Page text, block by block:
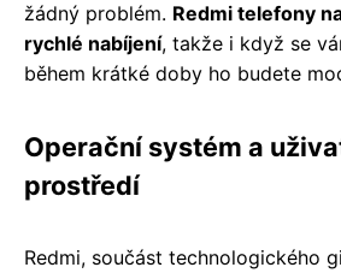
žádný problém. Redmi telefony
rychlé nabíjení, takže i když se
během krátké doby ho budete
Operační systém a
prostředí
Redmi, součást technologického